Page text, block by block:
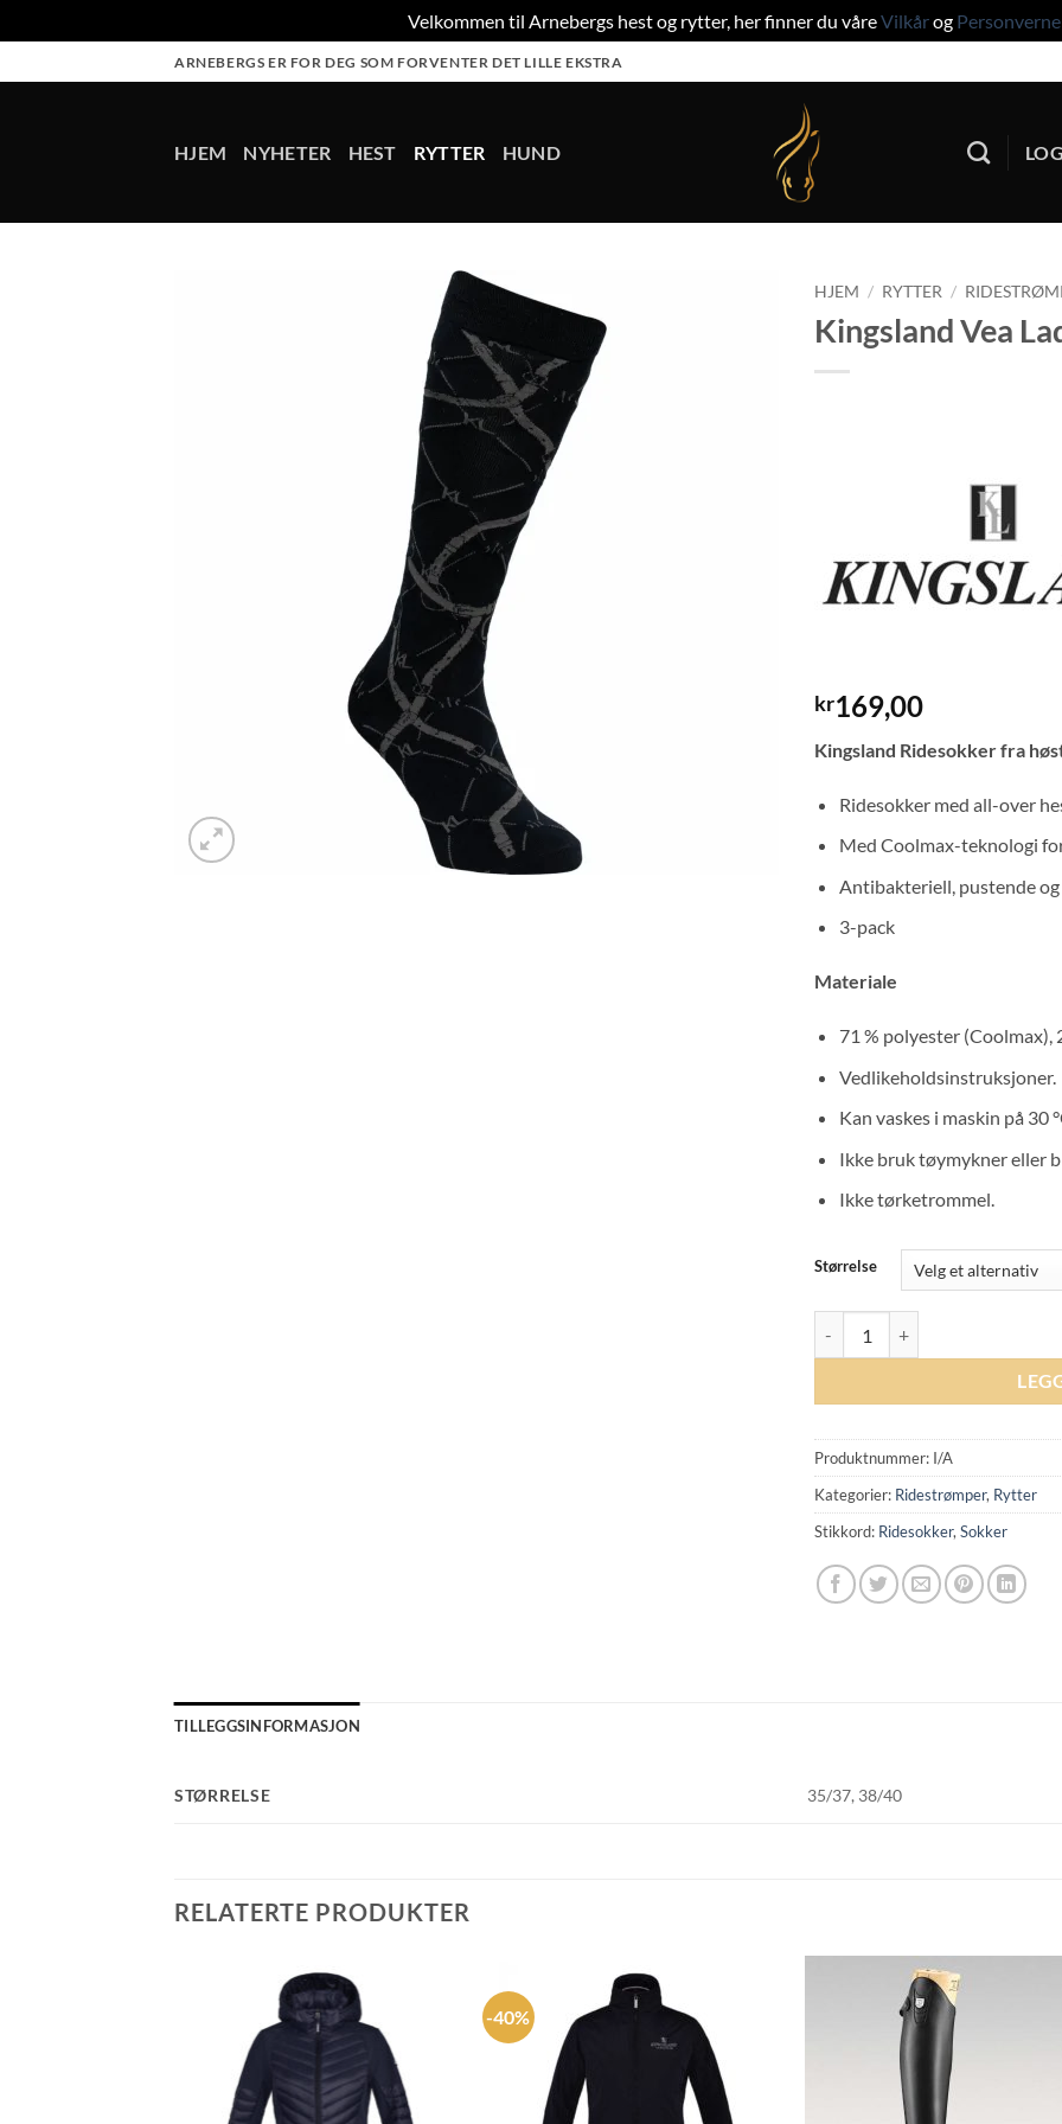
Velkommen til Arnebergs hest og rytter, her finner du våreVilkårog
to
ARNEBERGS ER FOR DEG SOM FORVENTER DET LILLE EKSTRA
HJEM NYHETER HEST RYTTER HUND
HJEM / RYTTER /
Kingsland Vea
kr169,00
Kingsland Ridesokker fra
Ridesokker med all-over
Med Coolmax-teknologi
Antibakteriell, pustende
3-pack
Materiale
71 % polyester (Coolmax),
Vedlikeholdsinstruksjoner.
Kan vaskes i maskin på 30
Ikke bruk tøymykner eller
Ikke tørketrommel.
Størrelse
Produktnummer: I/A
Kategorier: Ridestrømper, Rytter
Stikkord: Ridesokker, Sokker
TILLEGGSINFORMASJON
STØRRELSE 35/37, 38/40
RELATERTE PRODUKTER
-40%